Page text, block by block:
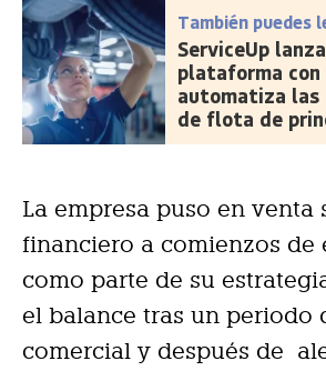
También puedes
ServiceUp
plataforma con
automatiza las
de flota de
La empresa puso en venta
financiero a comienzos de
como parte de su
el balance tras un periodo
comercial y después de